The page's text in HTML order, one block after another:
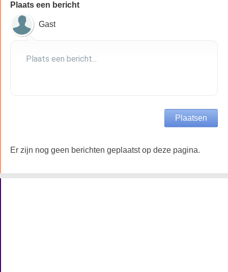
Plaats een bericht
Gast
Er zijn nog geen berichten geplaatst op deze pagina.